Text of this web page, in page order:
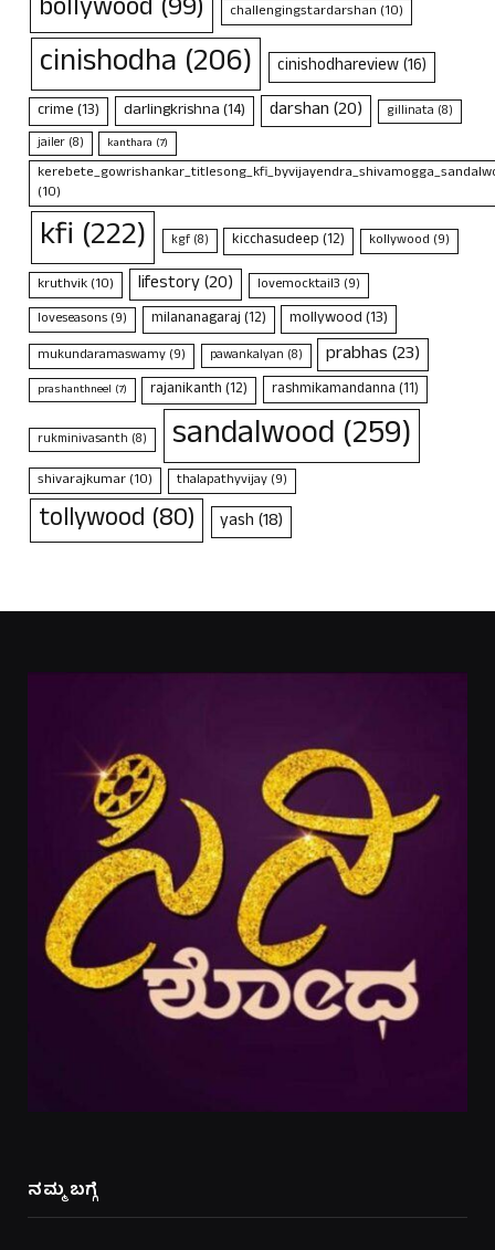
bollywood (99) challengingstardarshan (10)
cinishodha (206) cinishodhareview(16)
crime(13) darlingkrishna(14) darshan(20) gillinata (8)
jailer (8) kanthara (7)
(10)
kfi (222) kgf(8) kicchasudeep(12) kollywood (9)
kruthvik(10) lifestory(20) lovemocktail3 (9)
loveseasons (9) milananagaraj(12) mollywood(13)
mukundaramaswamy (9) pawankalyan (8) prabhas(23)
prashanthneel (7) rajanikanth(12) rashmikamandanna(11)
rukminivasanth (8) sandalwood (259)
shivarajkumar(10) thalapathyvijay(9)
tollywood (80) yash(18)
ನಮ್ಮ ಬಗ್ಗೆ